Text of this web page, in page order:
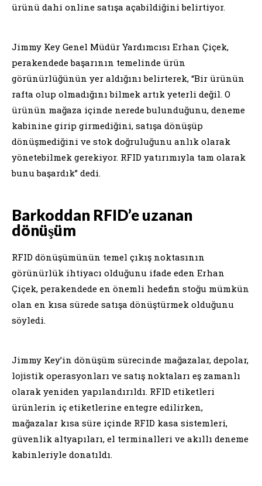
ürünü dahi online satışa açabildiğini belirtiyor.
Jimmy Key Genel Müdür Yardımcısı Erhan Çiçek,
perakendede başarının temelinde ürün
görünürlüğünün yer aldığını belirterek, “Bir ürünün
rafta olup olmadığını bilmek artık yeterli değil. O
ürünün mağaza içinde nerede bulunduğunu, deneme
kabinine girip girmediğini, satışa dönüşüp
dönüşmediğini ve stok doğruluğunu anlık olarak
yönetebilmek gerekiyor. RFID yatırımıyla tam olarak
bunu başardık” dedi.
Barkoddan RFID’e uzanan
dönüşüm
RFID dönüşümünün temel çıkış noktasının
görünürlük ihtiyacı olduğunu ifade eden Erhan
Çiçek, perakendede en önemli hedefin stoğu mümkün
olan en kısa sürede satışa dönüştürmek olduğunu
söyledi.
Jimmy Key’in dönüşüm sürecinde mağazalar, depolar,
lojistik operasyonları ve satış noktaları eş zamanlı
olarak yeniden yapılandırıldı. RFID etiketleri
ürünlerin iç etiketlerine entegre edilirken,
mağazalar kısa süre içinde RFID kasa sistemleri,
güvenlik altyapıları, el terminalleri ve akıllı deneme
kabinleriyle donatıldı.